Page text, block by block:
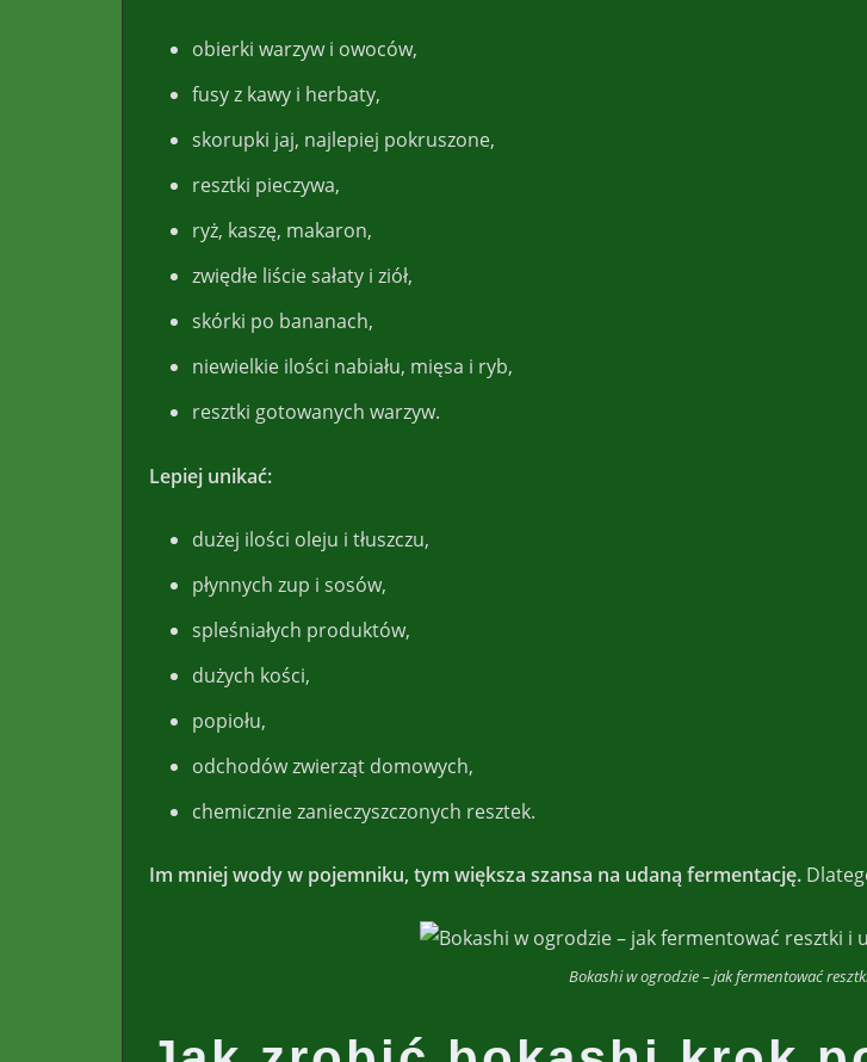
obierki warzyw i owoców,
fusy z kawy i herbaty,
skorupki jaj, najlepiej pokruszone,
resztki pieczywa,
ryż, kaszę, makaron,
zwiędłe liście sałaty i ziół,
skórki po bananach,
niewielkie ilości nabiału, mięsa i ryb,
resztki gotowanych warzyw.
Lepiej unikać:
dużej ilości oleju i tłuszczu,
płynnych zup i sosów,
spleśniałych produktów,
dużych kości,
popiołu,
odchodów zwierząt domowych,
chemicznie zanieczyszczonych resztek.
Im mniej wody w pojemniku, tym większa szansa na udaną fermentację.
Bokashi w ogrodzie – jak fermentować